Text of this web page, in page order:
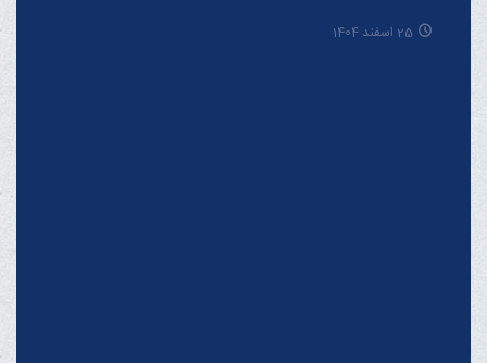
25 اسفند 1404